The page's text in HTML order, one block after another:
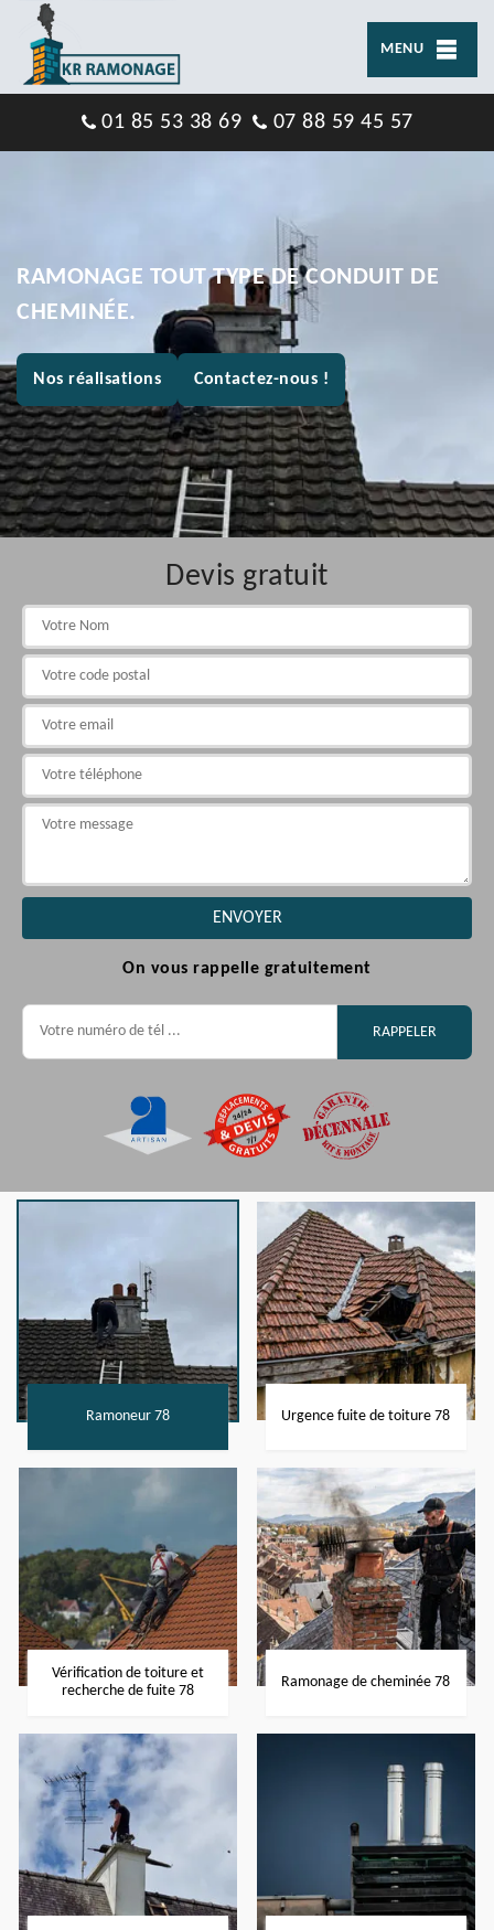
MENU
01 85 53 38 69 07 88 59 45 57
RAMONAGE TOUT TYPE DE CONDUIT DE
CHEMINÉE.
Nos réalisations Contactez-nous !
Devis gratuit
On vous rappelle gratuitement
Ramoneur 78 Urgence fuite de toiture 78
Vérification de toiture et
recherche de fuite 78
Ramonage de cheminée 78